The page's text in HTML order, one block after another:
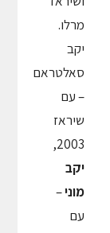
מרלו.
יקב
סאלטראם
– עם
שיראז
2003,
יקב
מוני–
עם